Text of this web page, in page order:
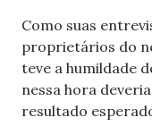
Como suas
proprietários do
teve a humildade
nessa hora
resultado